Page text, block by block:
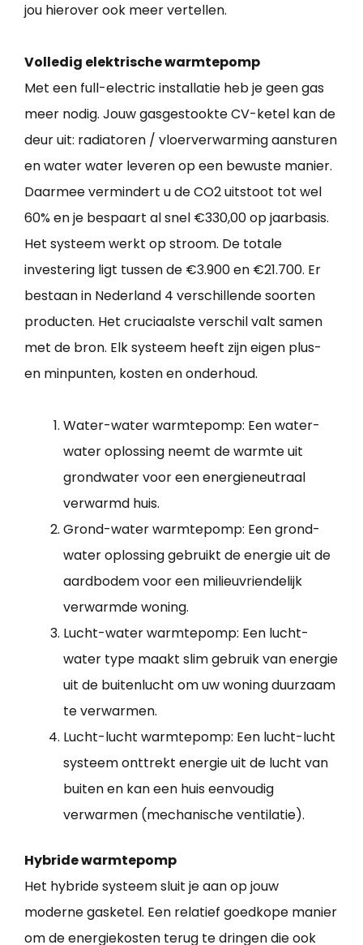
jou hierover ook meer vertellen.
Volledig elektrische warmtepomp
Met een full-electric installatie heb je geen gas
meer nodig. Jouw gasgestookte CV-ketel kan de
deur uit: radiatoren / vloerverwarming aansturen
en water water leveren op een bewuste manier.
Daarmee vermindert u de CO2 uitstoot tot wel
60% en je bespaart al snel €330,00 op jaarbasis.
Het systeem werkt op stroom. De totale
investering ligt tussen de €3.900 en €21.700. Er
bestaan in Nederland 4 verschillende soorten
producten. Het cruciaalste verschil valt samen
met de bron. Elk systeem heeft zijn eigen plus-
en minpunten, kosten en onderhoud.
Water-water warmtepomp: Een water-
water oplossing neemt de warmte uit
grondwater voor een energieneutraal
verwarmd huis.
Grond-water warmtepomp: Een grond-
water oplossing gebruikt de energie uit de
aardbodem voor een milieuvriendelijk
verwarmde woning.
Lucht-water warmtepomp: Een lucht-
water type maakt slim gebruik van energie
uit de buitenlucht om uw woning duurzaam
te verwarmen.
Lucht-lucht warmtepomp: Een lucht-lucht
systeem onttrekt energie uit de lucht van
buiten en kan een huis eenvoudig
verwarmen (mechanische ventilatie).
Hybride warmtepomp
Het hybride systeem sluit je aan op jouw
moderne gasketel. Een relatief goedkope manier
om de energiekosten terug te dringen die ook